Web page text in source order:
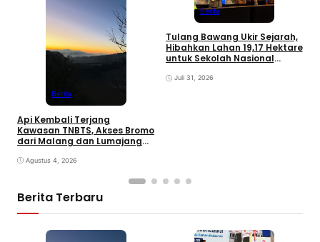
Berita
Api Kembali Terjang
Kawasan TNBTS, Akses Bromo
dari Malang dan Lumajang
Agustus 4, 2026
Berita
Tulang Bawang Ukir Sejarah,
Hibahkan Lahan 19,17 Hektare
untuk Sekolah Nasional
Juli 31, 2026
Berita Terbaru